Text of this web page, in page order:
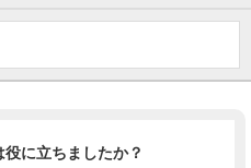
に立ちましたか？